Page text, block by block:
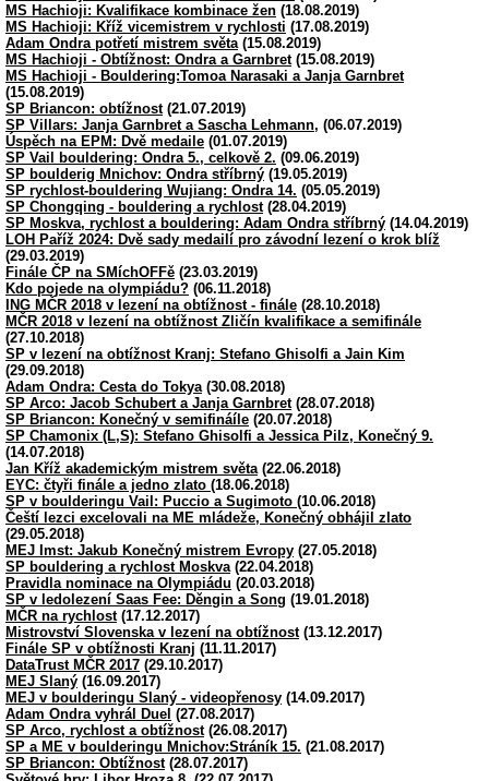
MS Hachioji: Kvalifikace kombinace žen (18.08.2019)
MS Hachioji: Kříž vicemistrem v rychlosti (17.08.2019)
Adam Ondra potřetí mistrem světa(15.08.2019)
MS Hachioji - Obtížnost: Ondra a Garnbret(15.08.2019)
MS Hachioji - Bouldering:Tomoa Narasaki a Janja Garnbret
(15.08.2019)
SP Briancon: obtížnost(21.07.2019)
SP Villars: Janja Garnbret a Sascha Lehmann, (06.07.2019)
Úspěch na EPM: Dvě medaile (01.07.2019)
SP Vail bouldering: Ondra 5., celkově 2. (09.06.2019)
SP boulderig Mnichov: Ondra stříbrný (19.05.2019)
SP rychlost-bouldering Wujiang: Ondra 14. (05.05.2019)
SP Chongqing - bouldering a rychlost(28.04.2019)
SP Moskva, rychlost a bouldering: Adam Ondra stříbrný (14.04.2019)
LOH Paříž 2024: Dvě sady medailí pro závodní lezení o krok blíž
(29.03.2019)
Finále ČP na SMíchOFFě (23.03.2019)
Kdo pojede na olympiádu? (06.11.2018)
ING MČR 2018 v lezení na obtížnost - finále (28.10.2018)
MČR 2018 v lezení na obtížnost Zličín kvalifikace a semifinále
(27.10.2018)
SP v lezení na obtížnost Kranj: Stefano Ghisolfi a Jain Kim
(29.09.2018)
Adam Ondra: Cesta do Tokya(30.08.2018)
SP Arco: Jacob Schubert a Janja Garnbret(28.07.2018)
SP Briancon: Konečný v semifináíle (20.07.2018)
SP Chamonix (L,S): Stefano Ghisolfi a Jessica Pilz, Konečný 9.
(14.07.2018)
Jan Kříž akademickým mistrem světa(22.06.2018)
EYC: čtyři finále a jedno zlato (18.06.2018)
SP v boulderingu Vail: Puccio a Sugimoto (10.06.2018)
Čeští lezci excelovali na ME mládeže, Konečný obhájil zlato
(29.05.2018)
MEJ Imst: Jakub Konečný mistrem Evropy (27.05.2018)
SP bouldering a rychlost Moskva(22.04.2018)
Pravidla nominace na Olympiádu (20.03.2018)
SP v ledolezení Saas Fee: Děngin a Song (19.01.2018)
MČR na rychlost(17.12.2017)
Mistrovství Slovenska v lezení na obtížnost(13.12.2017)
Finále SP v obtížnosti Kranj (11.11.2017)
DataTrust MČR 2017 (29.10.2017)
MEJ Slaný (16.09.2017)
MEJ v boulderingu Slaný - videopřenosy (14.09.2017)
Adam Ondra vyhrál Duel (27.08.2017)
SP Arco, rychlost a obtížnost(26.08.2017)
SP a ME v boulderingu Mnichov:Stráník 15. (21.08.2017)
SP Briancon: Obtížnost(28.07.2017)